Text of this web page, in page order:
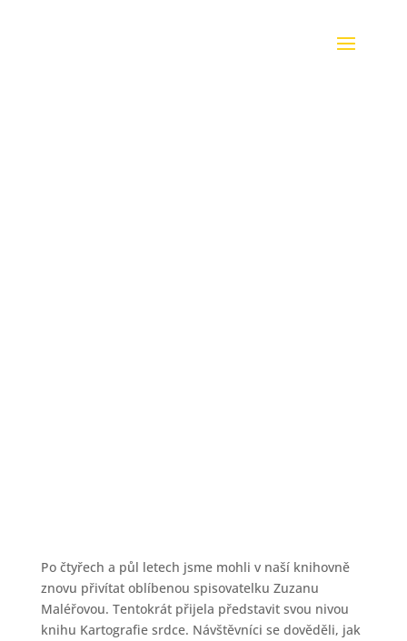
Po čtyřech a půl letech jsme mohli v naší knihovně
znovu přivítat oblíbenou spisovatelku Zuzanu
Maléřovou. Tentokrát přijela představit svou nivou
knihu Kartografie srdce. Návštěvníci se dověděli, jak